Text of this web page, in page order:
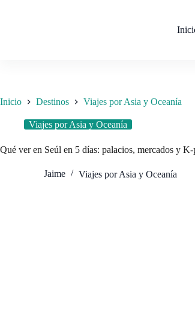
Inicio Destinos Viajes por Asia y Oceanía
Viajes por Asia y Oceanía
Qué ver en Seúl en 5 días: palacios, mercados y
Jaime Viajes por Asia y Oceanía